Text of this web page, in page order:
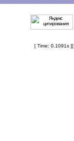
[ Time: 0.1091s